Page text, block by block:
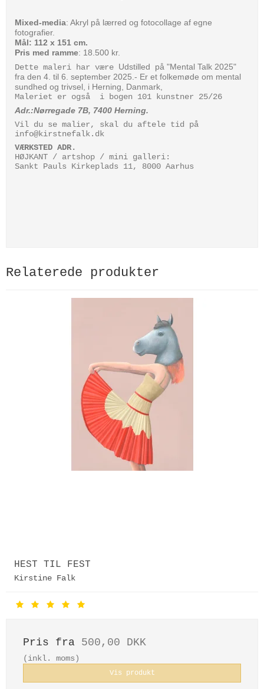
Mixed-media: Akryl på lærred og fotocollage af egne
fotografier.
Mål: 112 x 151 cm.
Pris med ramme: 18.500 kr.
Dette maleri har være Udstilled på "Mental Talk 2025"
fra den 4. til 6. september 2025. - Er et folkemøde om mental
sundhed og trivsel, i Herning, Danmark,
Maleriet er også i bogen 101 kunstner 25/26
Adr.:Nørregade 7B, 7400 Herning.
Vil du se malier, skal du aftele tid på
info@kirstnefalk.dk
VÆRKSTED ADR.
HØJKANT / artshop / mini galleri:
Sankt Pauls Kirkeplads 11, 8000 Aarhus
Relaterede produkter
HEST TIL FEST
Kirstine Falk
Pris fra 500,00 DKK
(inkl. moms)
Vis produkt